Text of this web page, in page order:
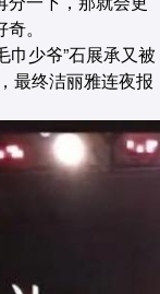
。
巾少爷”石展承又被
最终洁丽雅连夜报